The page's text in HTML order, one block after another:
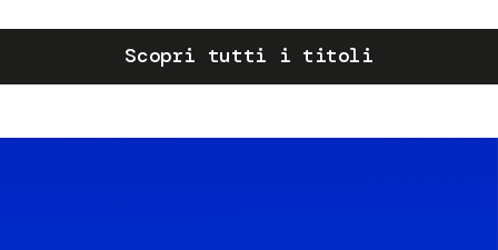
Scopri tutti i titoli